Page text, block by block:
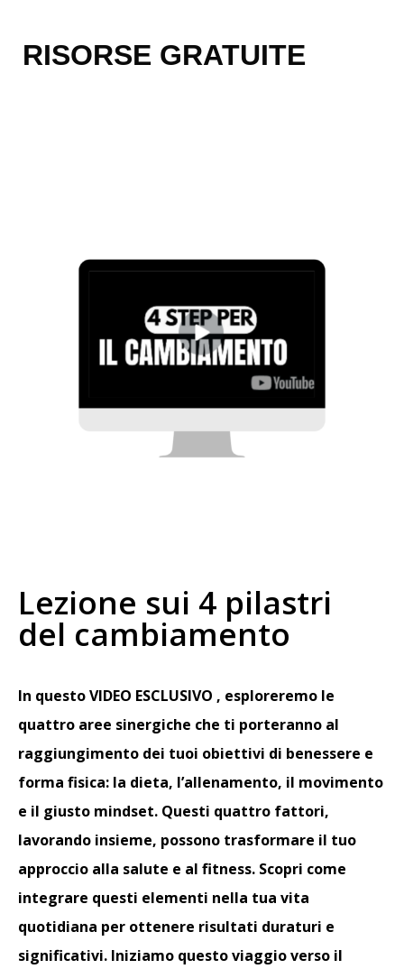
RISORSE GRATUITE
Lezione sui 4 pilastri
del cambiamento
In questo VIDEO ESCLUSIVO , esploreremo le
quattro aree sinergiche che ti porteranno al
raggiungimento dei tuoi obiettivi di benessere e
forma fisica: la dieta, l’allenamento, il movimento
e il giusto mindset. Questi quattro fattori,
lavorando insieme, possono trasformare il tuo
approccio alla salute e al fitness. Scopri come
integrare questi elementi nella tua vita
quotidiana per ottenere risultati duraturi e
significativi. Iniziamo questo viaggio verso il